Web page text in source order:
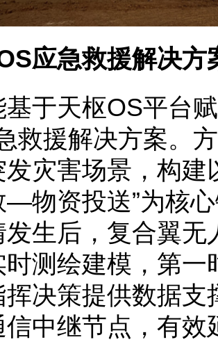
应急救援解决方
于天枢OS平台
救援解决方案。
发灾害场景，构
—物资投送”为核
发生后，复合翼
时测绘建模，第
挥决策提供数据
中继节点，有